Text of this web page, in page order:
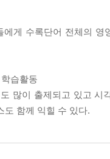
게 수록단어 전체의
습활동
많이 출제되고 있고
도 함께 익힐 수 있다.